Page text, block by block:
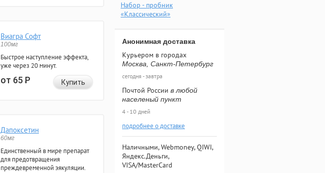
Виагра Софт
100мг
Быстрое наступление эффекта,
уже через 20 минут.
от 65Р Купить
Дапоксетин
60мг
Единственный в мире препарат
для предотвращения
преждевременной эякуляции.
Набор - пробник
«Классический»
Анонимная доставка
Курьером в городах
Москва, Санкт-Петербург
сегодня - завтра
Почтой России в любой
населеный пункт
4 - 10 дней
подробнее о доставке
Наличными, Webmoney, QIWI,
Яндекс.Деньги,
VISA/MasterCard